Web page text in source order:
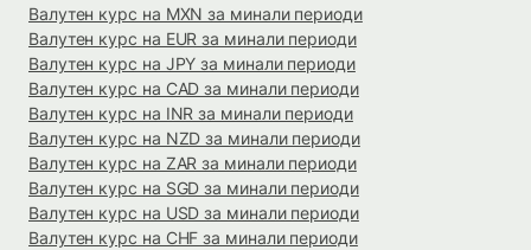
Валутен курс на MXN за минали периоди
Валутен курс на EUR за минали периоди
Валутен курс на JPY за минали периоди
Валутен курс на CAD за минали периоди
Валутен курс на INR за минали периоди
Валутен курс на NZD за минали периоди
Валутен курс на ZAR за минали периоди
Валутен курс на SGD за минали периоди
Валутен курс на USD за минали периоди
Валутен курс на CHF за минали периоди